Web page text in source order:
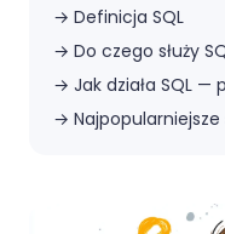
→ Definicja SQL
→ Do czego służy
→ Jak działa SQL
→